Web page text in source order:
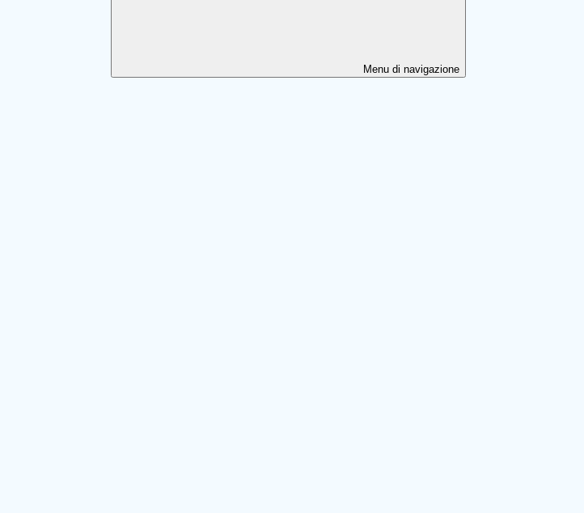
Menu di navigazione